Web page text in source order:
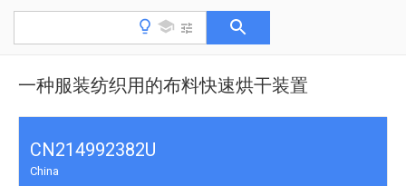
一种服装纺织用的布料快速烘干装置
CN214992382U
China